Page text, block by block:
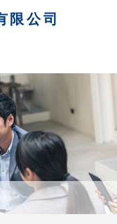
限公司